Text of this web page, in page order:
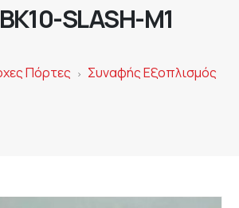
SLASH-M1
Πόρτες > Συναφής Εξοπλισμός